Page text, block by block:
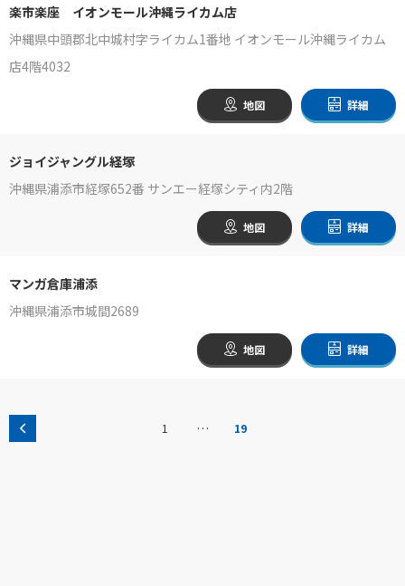
楽市楽座 イオンモール沖縄ライカム店
沖縄県中頭郡北中城村字ライカム1番地 イオンモール沖縄ライカム
店4階4032
地図 詳細
ジョイジャングル経塚
沖縄県浦添市経塚652番 サンエー経塚シティ内2階
地図 詳細
マンガ倉庫浦添
沖縄県浦添市城間2689
地図 詳細
1 … 19